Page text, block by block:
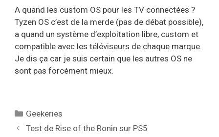
A quand les custom OS pour les TV connectées ?
Tyzen OS c’est de la merde (pas de débat possible),
a quand un système d’exploitation libre, custom et
compatible avec les téléviseurs de chaque marque.
Je dis ça car je suis certain que les autres OS ne
sont pas forcément mieux.
Catégories
Geekeries
Test de Rise of the Ronin sur PS5